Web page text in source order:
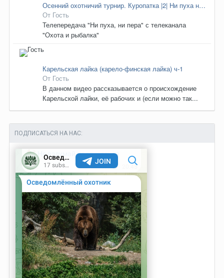
Осенний охотничий турнир. Куропатка |2| Ни пуха ни пера
От Гость
Телепередача "Ни пуха, ни пера" с телеканала
"Охота и рыбалка"
Карельская лайка (карело-финская лайка) ч-1
От Гость
В данном видео рассказывается о происхождение
Карельской лайки, её рабочих и (если можно так...
ПОДПИСАТЬСЯ НА НАС: